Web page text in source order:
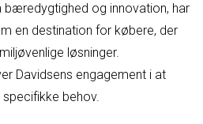
og innovation, har
en destination for købere, der
løsninger.
Davidsens engagement i at
behov.